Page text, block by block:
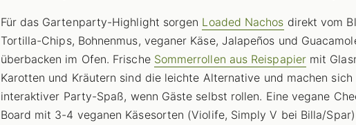
Für das Gartenparty-Highlight sorgen Loaded Nachos direkt vom
Tortilla-Chips, Bohnenmus, veganer Käse, Jalapeños und
überbacken im Ofen. Frische Sommerrollen aus Reispapiermit
Karotten und Kräutern sind die leichte Alternative und machen sich
interaktiver Party-Spaß, wenn Gäste selbst rollen. Eine vegane
Board mit 3-4 veganen Käsesorten (Violife, Simply V bei Billa/